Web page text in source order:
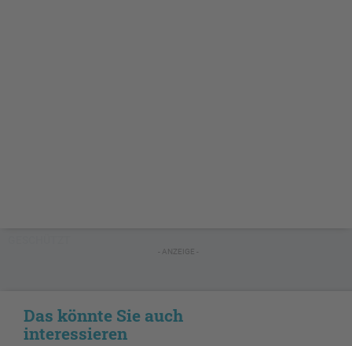
- ANZEIGE -
Das könnte Sie auch
interessieren